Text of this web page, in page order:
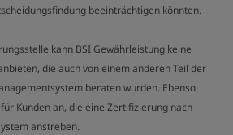
beeinträchtigen könnten.
kann BSI Gewährleistung keine
die auch von einem anderen Teil der
beraten wurden. Ebenso
Kunden an, die eine Zertifizierung nach
anstreben.